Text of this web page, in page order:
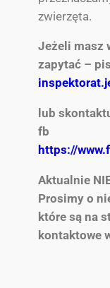
zwierzęta.
Jeżeli masz
zapytać –
lub
fb
https://
Aktualnie
Prosimy o
które są na
kontaktowe